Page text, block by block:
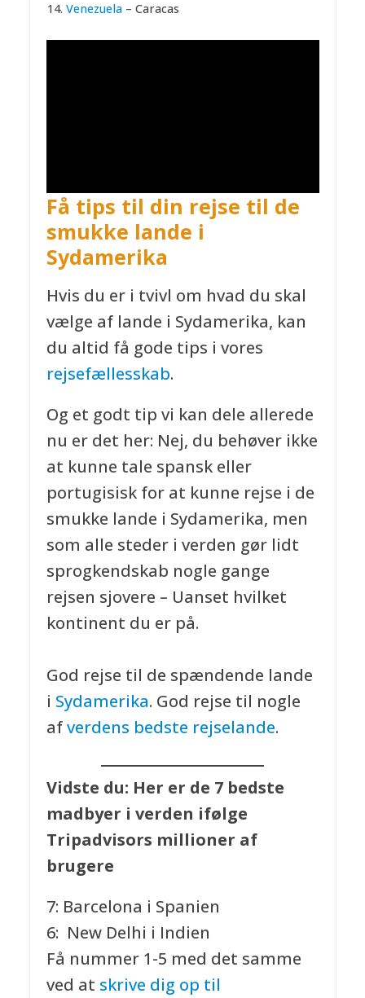
Venezuela– Caracas
Få tips til din rejse til de
smukke lande i
Sydamerika
Hvis du er i tvivl om hvad du skal
vælge af lande i Sydamerika, kan
du altid få gode tips i vores
rejsefællesskab.
Og et godt tip vi kan dele allerede
nu er det her: Nej, du behøver ikke
at kunne tale spansk eller
portugisisk for at kunne rejse i de
smukke lande i Sydamerika, men
som alle steder i verden gør lidt
sprogkendskab nogle gange
rejsen sjovere – Uanset hvilket
kontinent du er på.
God rejse til de spændende lande
i Sydamerika. God rejse til nogle
afverdens bedste rejselande.
Vidste du: Her er de 7 bedste
madbyer i verden ifølge
Tripadvisors millioner af
brugere
7: Barcelona i Spanien
6: New Delhi i Indien
Få nummer 1-5 med det samme
ved at skrive dig op til